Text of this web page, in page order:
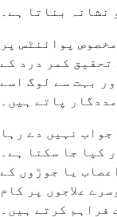
نشانہ بناتا ہے۔
پوائنٹس پر
کمر درد کے
بہت سے لوگ اسے
پاتے ہیں۔
جواب نہیں دے رہا
کیا جا سکتا ہے۔
یا جوڑوں کے
علاجوں پر کام
کرتے ہیں۔